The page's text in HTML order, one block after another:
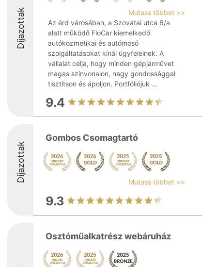
Díjazottak
Mutass többet >>
Az érd városában, a Szovátai utca 6/a
alatt működő FloCar kiemelkedő
autókozmetikai és autómosó
szolgáltatásokat kínál ügyfeleinek. A
vállalat célja, hogy minden gépjárművet
magas színvonalon, nagy gondossággal
tisztítson és ápoljon. Portfóliójuk ...
9.4
Díjazottak
Gombos Csomagtartó
Mutass többet >>
9.3
Osztóműalkatrész webáruház